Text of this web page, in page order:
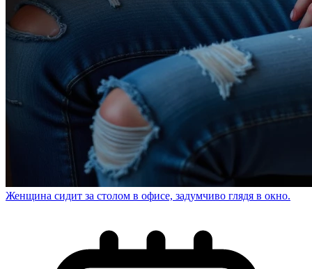
Женщина сидит за столом в офисе, задумчиво глядя в окно.